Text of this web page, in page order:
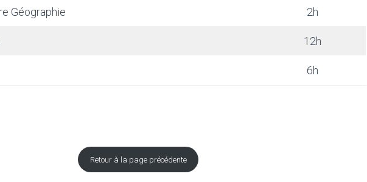
Géographie 2h
12h
6h
Retour à la page précédente